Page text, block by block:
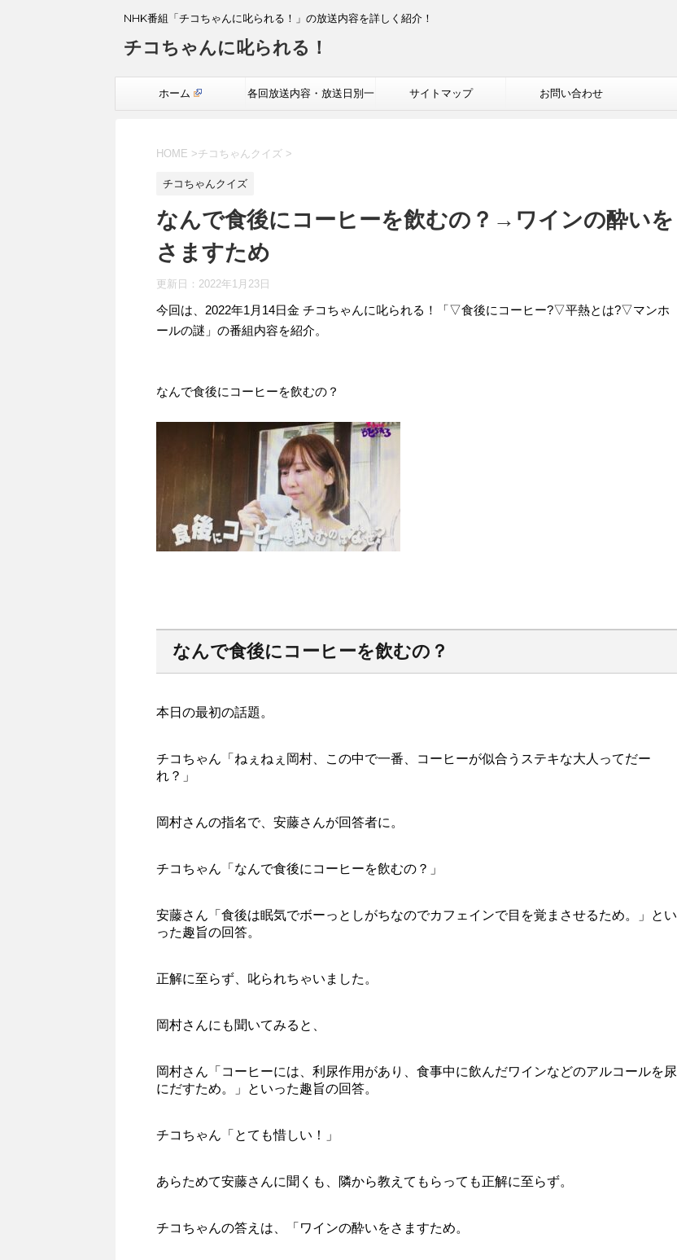
NHK番組「チコちゃんに叱られる！」の放送内容を詳しく紹介！
チコちゃんに叱られる！
ホーム 各回放送内容・放送日別一 サイトマップ お問い合わせ
HOME >チコちゃんクイズ >
チコちゃんクイズ
なんで食後にコーヒーを飲むの？→ワインの酔いを
さますため
更新日： 2022年1月23日
今回は、2022年1月14日金 チコちゃんに叱られる！「▽食後にコーヒー?▽平熱とは?▽マンホ
ールの謎」の番組内容を紹介。
なんで食後にコーヒーを飲むの？
なんで食後にコーヒーを飲むの？
本日の最初の話題。
チコちゃん「ねぇねぇ岡村、この中で一番、コーヒーが似合うステキな大人ってだー
れ？」
岡村さんの指名で、安藤さんが回答者に。
チコちゃん「なんで食後にコーヒーを飲むの？」
安藤さん「食後は眠気でボーっとしがちなのでカフェインで目を覚まさせるため。」とい
った趣旨の回答。
正解に至らず、叱られちゃいました。
岡村さんにも聞いてみると、
岡村さん「コーヒーには、利尿作用があり、食事中に飲んだワインなどのアルコールを尿
にだすため。」といった趣旨の回答。
チコちゃん「とても惜しい！」
あらためて安藤さんに聞くも、隣から教えてもらっても正解に至らず。
チコちゃんの答えは、「ワインの酔いをさますため。